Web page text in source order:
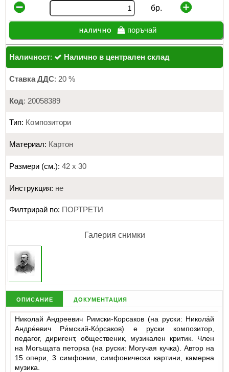
бр.
налично поръчай
Наличност: Налично в централен склад
Ставка ДДС: 20 %
Код: 20058389
Тип: Композитори
Материал: Картон
Размери (см.): 42 х 30
Инструкция: не
Филтрирай по: ПОРТРЕТИ
Галерия снимки
описание документация
Николай Андреевич Римски-Корсаков (на руски: Никола́й
Андре́евич Ри́мский-Ко́рсаков) е руски композитор,
педагог, диригент, общественик, музикален критик. Член
на Могъщата петорка (на руски: Могучая кучка). Автор на
15 опери, 3 симфонии, симфонически картини, камерна
музика.